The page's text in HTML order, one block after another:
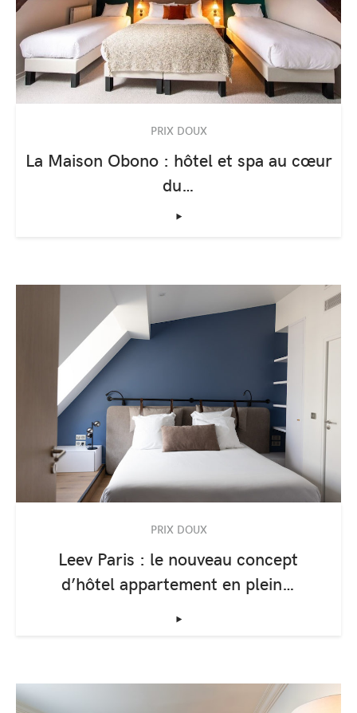
PRIX DOUX
La Maison Obono : hôtel et spa au cœur
du…
‣
PRIX DOUX
Leev Paris : le nouveau concept
d’hôtel appartement en plein…
‣